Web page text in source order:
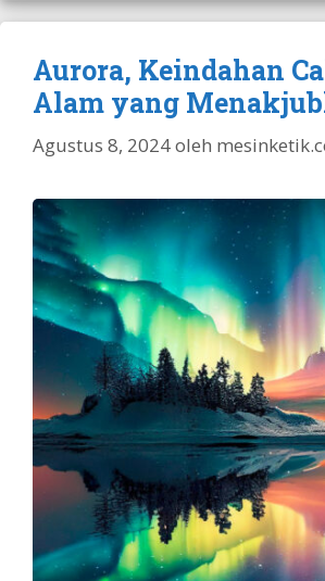
Aurora, Keindahan
Alam yang
Agustus 8, 2024oleh